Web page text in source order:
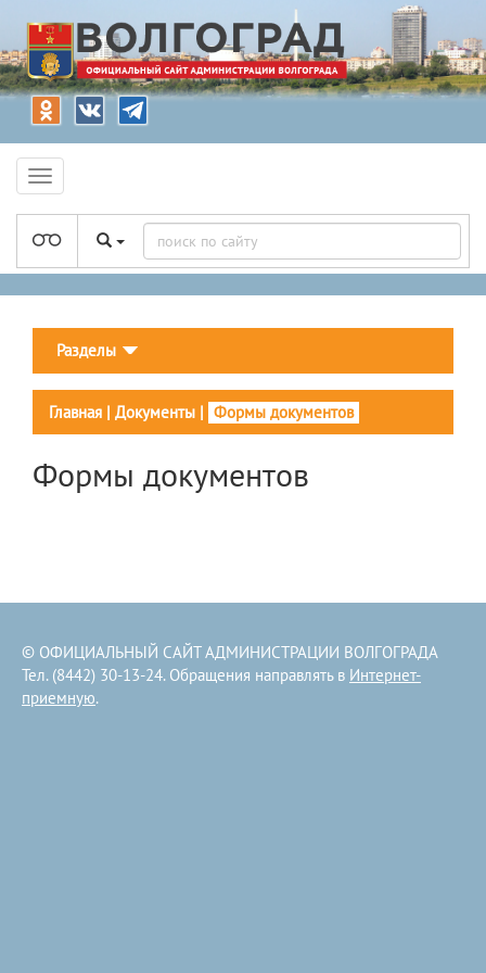
Разделы
Главная | Документы | Формы документов
Формы документов
© ОФИЦИАЛЬНЫЙ САЙТ АДМИНИСТРАЦИИ ВОЛГОГРАДА
Тел. (8442) 30-13-24. Обращения направлять в Интернет-
приемную.